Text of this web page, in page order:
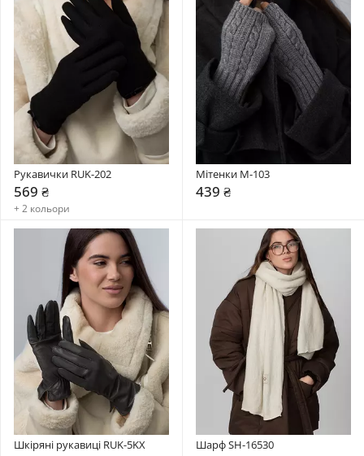
Рукавички RUK-202
569 ₴
+ 2 кольори
Мітенки М-103
439 ₴
Шкіряні рукавиці RUK-5KX Шарф SH-16530